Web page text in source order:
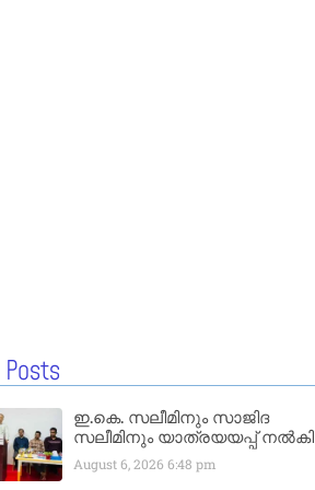
ഇ.കെ. സലീമിനും സാജിദ
സലീമിനും യാത്രയയപ്പ് നൽകി
August 6, 2026 6:48 pm